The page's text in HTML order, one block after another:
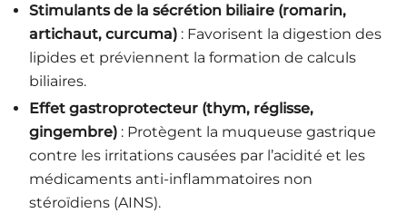
Stimulants de la sécrétion biliaire (romarin,
artichaut, curcuma) : Favorisent la digestion des
lipides et préviennent la formation de calculs
biliaires.
Effet gastroprotecteur (thym, réglisse,
gingembre) : Protègent la muqueuse gastrique
contre les irritations causées par l’acidité et les
médicaments anti-inflammatoires non
stéroïdiens (AINS).